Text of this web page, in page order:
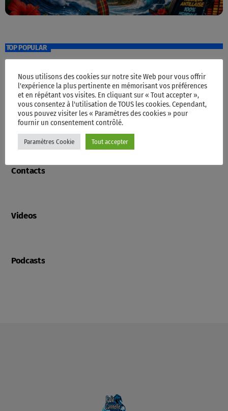
TOP POPULAR
Accueil
Programme
Contacts
Videos
Podcasts
Nous utilisons des cookies sur notre site Web pour vous offrir
l'expérience la plus pertinente en mémorisant vos préférences
et en répétant vos visites. En cliquant sur « Tout accepter »,
vous consentez à l'utilisation de TOUS les cookies. Cependant,
vous pouvez visiter les « Paramètres des cookies » pour
fournir un consentement contrôlé.
Paramètres Cookie Tout accepter